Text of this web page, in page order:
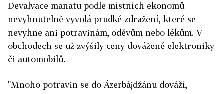
Devalvace manatu podle místních ekonomů
nevyhnutelně vyvolá prudké zdražení, které se
nevyhne ani potravinám, oděvům nebo lékům. V
obchodech se už zvýšily ceny dovážené elektroniky
či automobilů.
"Mnoho potravin se do Ázerbájdžánu dováží,